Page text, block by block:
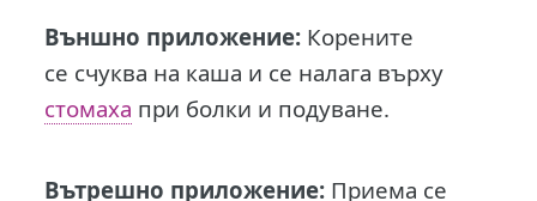
Външно приложение: Корените
се счуква на каша и се налага върху
стомаха при болки и подуване.
Вътрешно приложение: Приема се